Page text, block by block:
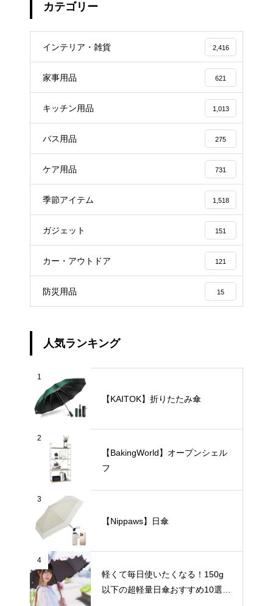
カテゴリー
インテリア・雑貨 2,416
家事用品 621
キッチン用品 1,013
バス用品 275
ケア用品 731
季節アイテム 1,518
ガジェット 151
カー・アウトドア 121
防災用品 15
人気ランキング
1
【KAITOK】折りたたみ傘
2
【BakingWorld】オープンシェル
フ
3
【Nippaws】日傘
4
軽くて毎日使いたくなる！150g
以下の超軽量日傘おすすめ10選